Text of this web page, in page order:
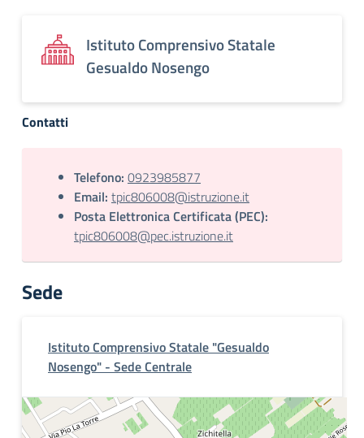
Istituto Comprensivo Statale
Gesualdo Nosengo
Contatti
Telefono: 0923985877
Email: tpic806008@istruzione.it
Posta Elettronica Certificata (PEC):
tpic806008@pec.istruzione.it
Sede
Istituto Comprensivo Statale "Gesualdo
Nosengo" - Sede Centrale